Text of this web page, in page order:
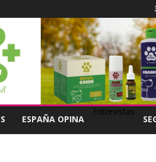
ESPAÑA OPINA
Entrevistas